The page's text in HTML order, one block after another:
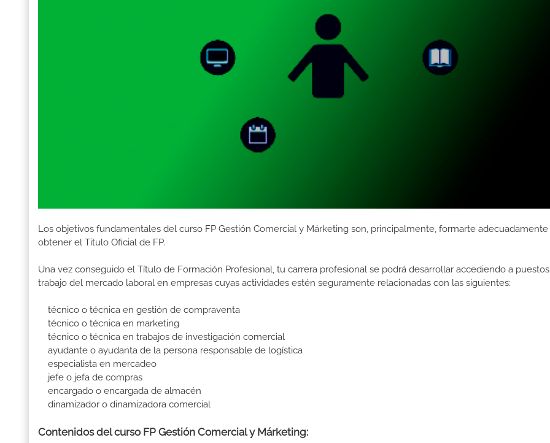
Los objetivos fundamentales del curso FP Gestión Comercial y Márketing son, principalmente, formarte adecuadamente
obtener el Titulo Oficial de FP.
Una vez conseguido el Título de Formación Profesional, tu carrera profesional se podrá desarrollar accediendo a
trabajo del mercado laboral en empresas cuyas actividades estén seguramente relacionadas con las siguientes:
técnico o técnica en gestión de compraventa
técnico o técnica en marketing
técnico o técnica en trabajos de investigación comercial
ayudante o ayudanta de la persona responsable de logística
especialista en mercadeo
jefe o jefa de compras
encargado o encargada de almacén
dinamizador o dinamizadora comercial
Contenidos del curso FP Gestión Comercial y Márketing: